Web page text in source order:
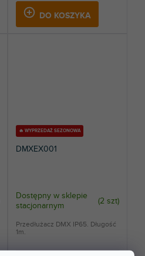
DO KOSZYKA
🔥 WYPRZEDAŻ SEZONOWA
DMXEX001
Dostępny w sklepie
stacjonarnym
(2 szt)
Przedłużacz DMX IP65. Długość
1m.